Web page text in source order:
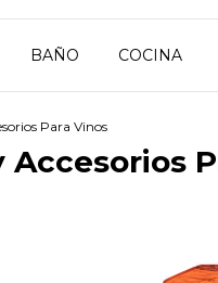
BAÑO COCINA
Para Vinos
Accesorios